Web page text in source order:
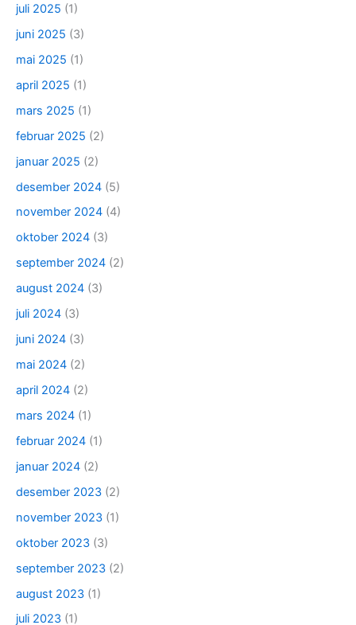
juli 2025 (1)
juni 2025 (3)
mai 2025 (1)
april 2025 (1)
mars 2025 (1)
februar 2025 (2)
januar 2025 (2)
desember 2024 (5)
november 2024 (4)
oktober 2024 (3)
september 2024 (2)
august 2024 (3)
juli 2024 (3)
juni 2024 (3)
mai 2024 (2)
april 2024 (2)
mars 2024 (1)
februar 2024 (1)
januar 2024 (2)
desember 2023 (2)
november 2023 (1)
oktober 2023 (3)
september 2023 (2)
august 2023 (1)
juli 2023 (1)